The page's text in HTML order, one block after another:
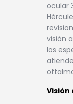
ocular
visión
los
Visión